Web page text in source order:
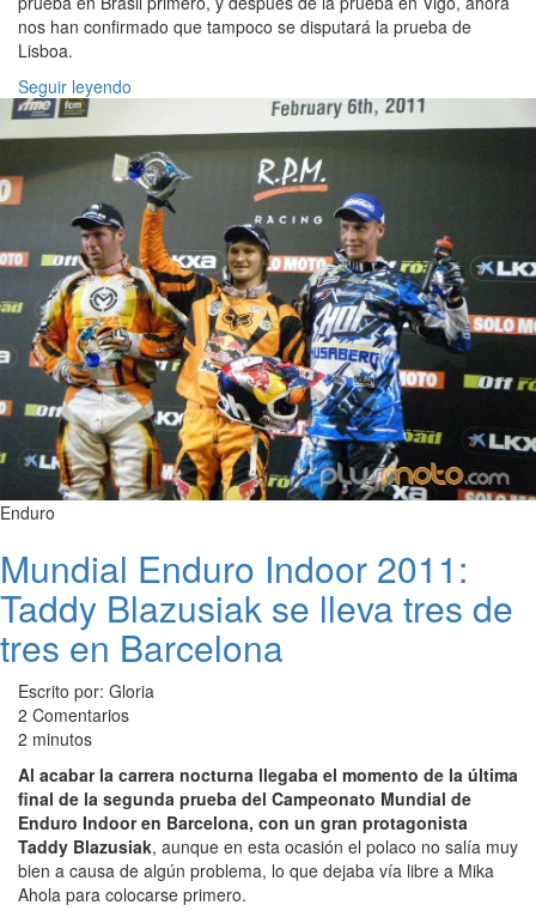
nos han confirmado que tampoco se disputará la prueba de
Lisboa.
Seguir leyendo
Enduro
Mundial Enduro Indoor 2011:
Taddy Blazusiak se lleva tres de
tres en Barcelona
Escrito por: Gloria
2 Comentarios
2 minutos
Al acabar la carrera nocturna llegaba el momento de la última
final de la segunda prueba del Campeonato Mundial de
Enduro Indoor en Barcelona, con un gran protagonista
Taddy Blazusiak, aunque en esta ocasión el polaco no salía muy
bien a causa de algún problema, lo que dejaba vía libre a Mika
Ahola para colocarse primero.